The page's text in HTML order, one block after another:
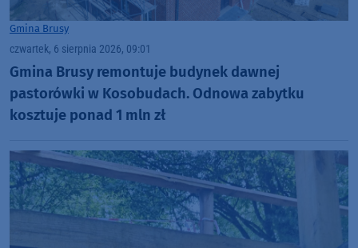
Gmina Brusy
czwartek, 6 sierpnia 2026, 09:01
Gmina Brusy remontuje budynek dawnej
pastorówki w Kosobudach. Odnowa zabytku
kosztuje ponad 1 mln zł